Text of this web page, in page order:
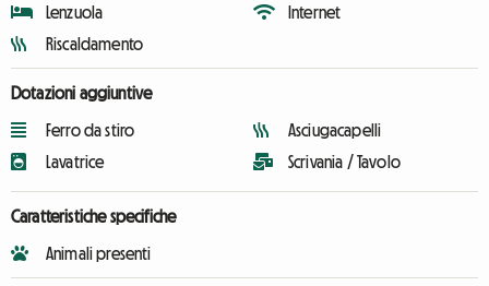
Lenzuola
Riscaldamento
Internet
Dotazioni aggiuntive
Ferro da stiro
Lavatrice
Asciugacapelli
Scrivania / Tavolo
Caratteristiche specifiche
Animali presenti